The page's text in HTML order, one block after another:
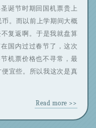
诞节时期回国机票贵上
。而以前上学期间大概
复返啊。于是我就盘算
国内过过春节了，这次
机票价格也不寻常，最
宜些。所以我这次是真
Read more >>